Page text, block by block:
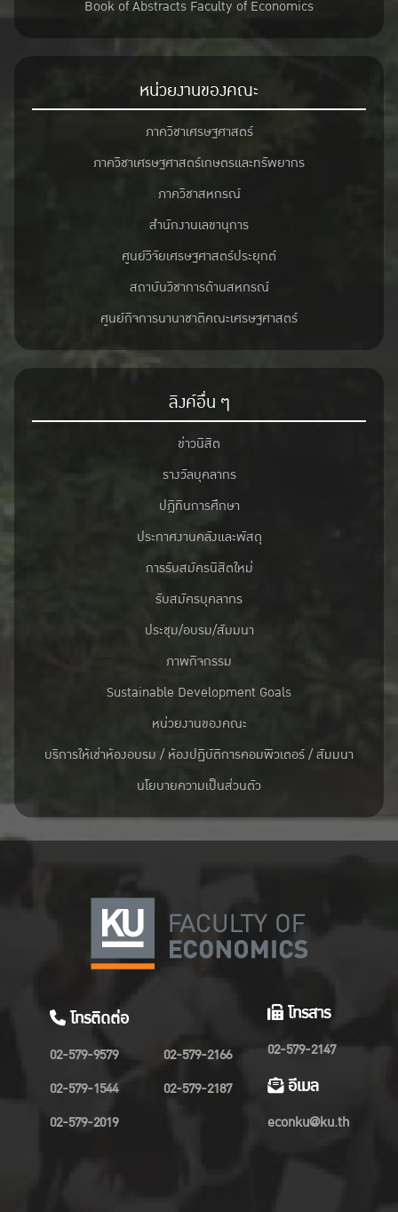
Book of Abstracts Faculty of Economics
หน่วยงานของคณะ
ภาควิชาเศรษฐศาสตร์
ภาควิชาเศรษฐศาสตร์เกษตรและทรัพยากร
ภาควิชาสหกรณ์
สำนักงานเลขานุการ
ศูนย์วิจัยเศรษฐศาสตร์ประยุกต์
สถาบันวิชาการด้านสหกรณ์
ศูนย์กิจการนานาชาติคณะเศรษฐศาสตร์
ลิงค์อื่น ๆ
ข่าวนิสิต
รางวัลบุคลากร
ปฎิทินการศึกษา
ประกาศงานคลังและพัสดุ
การรับสมัครนิสิตใหม่
รับสมัครบุคลากร
ประชุม/อบรม/สัมมนา
ภาพกิจกรรม
Sustainable Development Goals
หน่วยงานของคณะ
บริการให้เช่าห้องอบรม / ห้องปฏิบัติการคอมพิวเตอร์ / สัมมนา
นโยบายความเป็นส่วนตัว
โทรติดต่อ
02-579-9579
02-579-1544
02-579-2019
02-579-2166
02-579-2187
โทรสาร
02-579-2147
อีเมล
econku@ku.th